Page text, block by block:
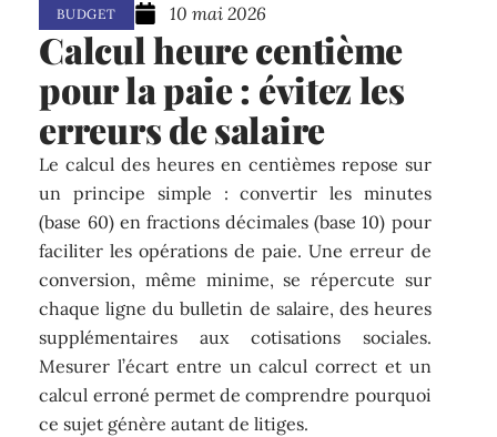
BUDGET 10 mai 2026
Calcul heure centième
pour la paie : évitez les
erreurs de salaire
Le calcul des heures en centièmes repose sur
un principe simple : convertir les minutes
(base 60) en fractions décimales (base 10) pour
faciliter les opérations de paie. Une erreur de
conversion, même minime, se répercute sur
chaque ligne du bulletin de salaire, des heures
supplémentaires aux cotisations sociales.
Mesurer l’écart entre un calcul correct et un
calcul erroné permet de comprendre pourquoi
ce sujet génère autant de litiges.